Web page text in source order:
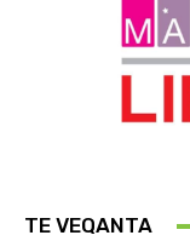
TE VEQANTA